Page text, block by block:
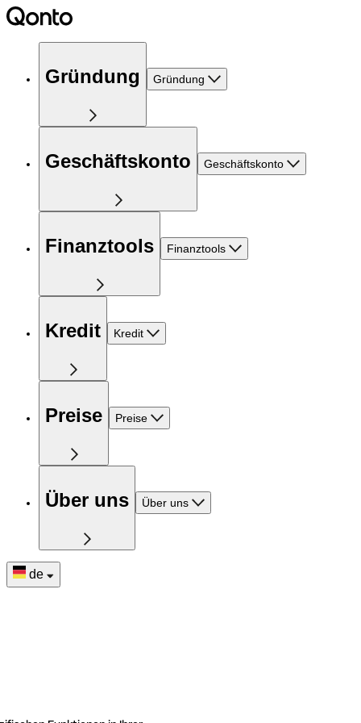
Gründung Gründung
Geschäftskonto Geschäftskonto
Finanztools Finanztools
Kredit Kredit
Preise Preise
Über uns Über uns
de